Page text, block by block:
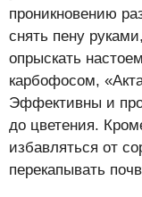
проникновению
снять пену
опрыскать
карбофосом,
Эффективны и
до цветения.
избавляться от
перекапывать